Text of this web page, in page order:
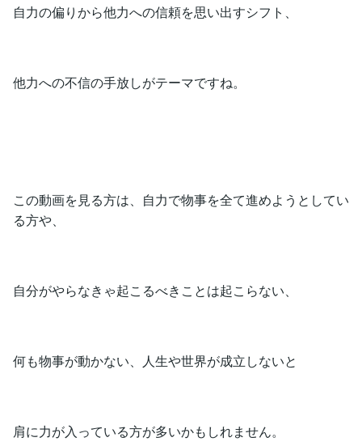
自力の偏りから他力への信頼を思い出すシフト、
他力への不信の手放しがテーマですね。
この動画を見る方は、自力で物事を全て進めようとしてい
る方や、
自分がやらなきゃ起こるべきことは起こらない、
何も物事が動かない、人生や世界が成立しないと
肩に力が入っている方が多いかもしれません。